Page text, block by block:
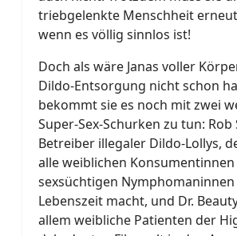
triebgelenkte Menschheit
wenn es völlig sinnlos ist!
Doch als wäre Janas voller
Dildo-Entsorgung nicht schon
bekommt sie es noch mit zwei
Super-Sex-Schurken zu tun: Rob
Betreiber illegaler Dildo-Lollys,
alle weiblichen Konsumentinnen
sexsüchtigen
Lebenszeit macht, und Dr.
allem weibliche Patienten der